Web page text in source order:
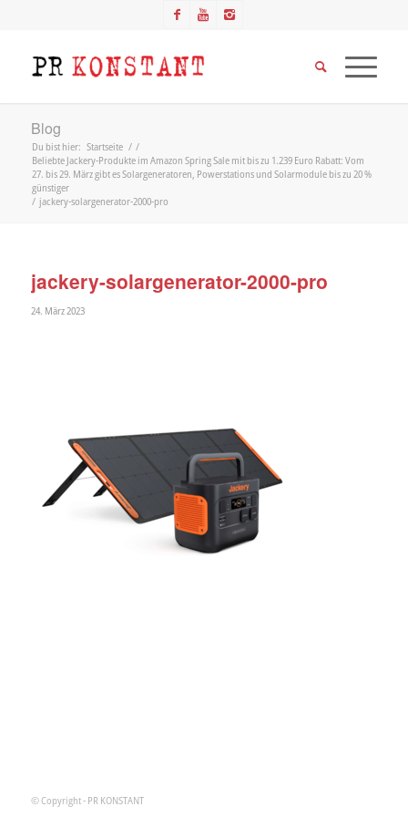
Blog
Du bist hier: Startseite / /
Beliebte Jackery-Produkte im Amazon Spring Sale mit bis zu 1.239 Euro Rabatt: Vom
27. bis 29. März gibt es Solargeneratoren, Powerstations und Solarmodule bis zu 20 %
günstiger
/ jackery-solargenerator-2000-pro
jackery-solargenerator-2000-pro
24. März 2023
© Copyright - PR KONSTANT